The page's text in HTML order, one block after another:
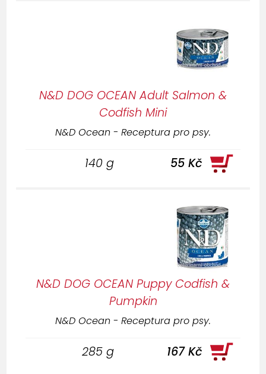
N&D DOG OCEAN Adult Salmon &
Codfish Mini
N&D Ocean - Receptura pro psy.
140 g 55 Kč
N&D DOG OCEAN Puppy Codfish &
Pumpkin
N&D Ocean - Receptura pro psy.
285 g 167 Kč